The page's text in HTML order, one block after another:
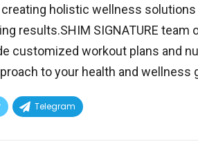
creating holistic wellness
results.SHIM SIGNATURE team
customized workout plans and
to your health and wellness
Telegram